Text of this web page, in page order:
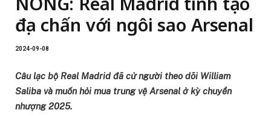
địa chấn với ngôi sao Arsenal
2024-09-08
Câu lạc bộ Real Madrid đã cử người theo dõi William
Saliba và muốn hỏi mua trung vệ Arsenal ở kỳ chuyển
nhượng 2025.